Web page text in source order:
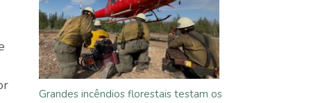
Grandes incêndios florestais testam os